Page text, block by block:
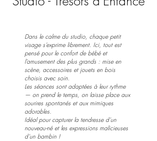
Dans le calme du studio, chaque petit
visage s’exprime librement. Ici, tout est
pensé pour le confort de bébé et
l’amusement des plus grands : mise en
scène, accessoires et jouets en bois
choisis avec soin.
Les séances sont adaptées à leur rythme
— on prend le temps, on laisse place aux
sourires spontanés et aux mimiques
adorables.
Idéal pour capturer la tendresse d’un
nouveau-né et les expressions malicieuses
d’un bambin !